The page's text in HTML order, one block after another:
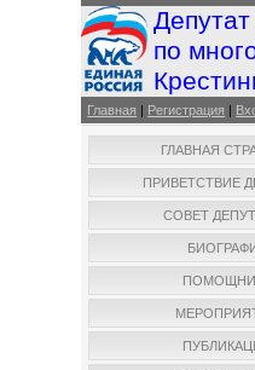
по
Главная | Регистрация |
ГЛАВНАЯ
ПРИВЕТСТВИЕ
СОВЕТ